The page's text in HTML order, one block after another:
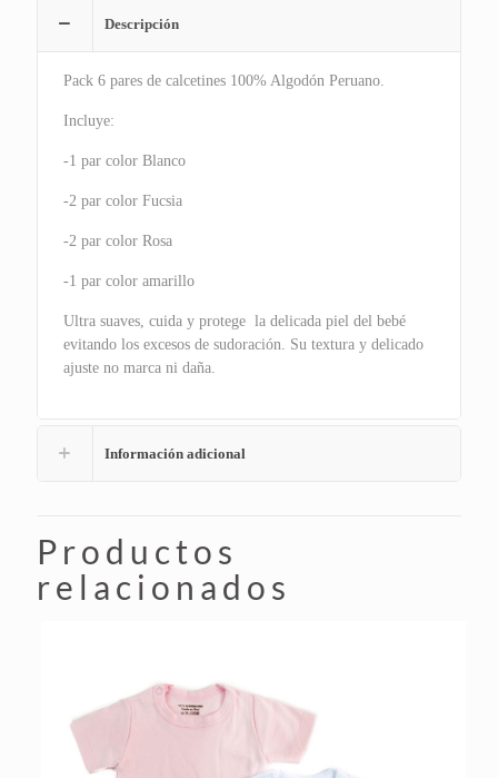
Descripción
Pack 6 pares de calcetines 100% Algodón Peruano.
Incluye:
-1 par color Blanco
-2 par color Fucsia
-2 par color Rosa
-1 par color amarillo
Ultra suaves, cuida y protege la delicada piel del bebé
evitando los excesos de sudoración. Su textura y delicado
ajuste no marca ni daña.
Información adicional
Productos
relacionados